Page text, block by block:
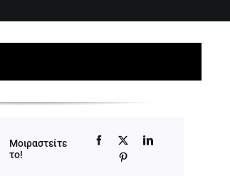
Μοιραστείτε
το!